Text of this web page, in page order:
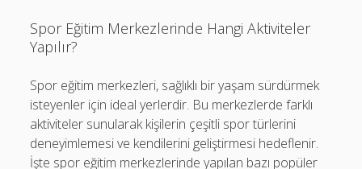
Spor Eğitim Merkezlerinde Hangi Aktiviteler
Yapılır?
Spor eğitim merkezleri, sağlıklı bir yaşam sürdürmek
isteyenler için ideal yerlerdir. Bu merkezlerde farklı
aktiviteler sunularak kişilerin çeşitli spor türlerini
deneyimlemesi ve kendilerini geliştirmesi hedeflenir.
İşte spor eğitim merkezlerinde yapılan bazı popüler